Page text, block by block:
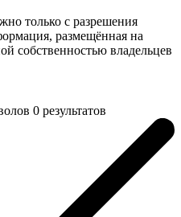
только с разрешения
размещённая на
собственностью владельцев
0 результатов